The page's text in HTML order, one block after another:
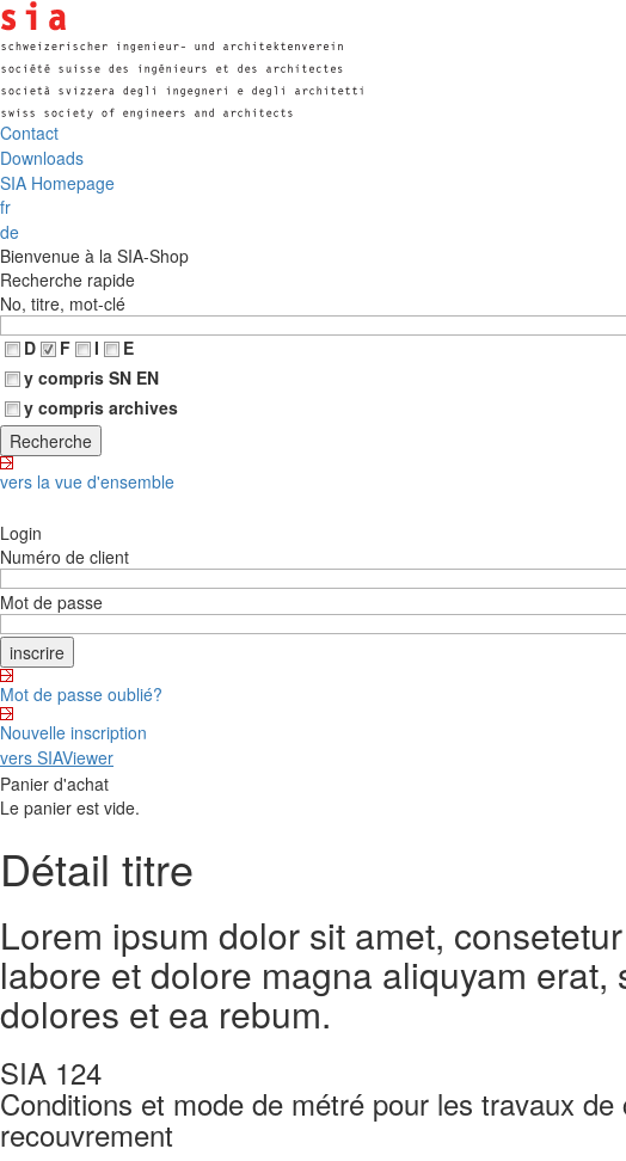
Contact
Downloads
SIA Homepage
fr
de
Bienvenue à la SIA-Shop
Recherche rapide
No, titre, mot-clé
D
F I
E
y compris SN EN
y compris archives
vers la vue d'ensemble
Login
Numéro de client
Mot de passe
Mot de passe oublié?
Nouvelle inscription
vers SIAViewer
Panier d'achat
Le panier est vide.
Détail titre
Lorem ipsum dolor sit amet,
labore et dolore magna aliquyam
dolores et ea rebum.
SIA 124
Conditions et mode de métré pour les travaux
recouvrement